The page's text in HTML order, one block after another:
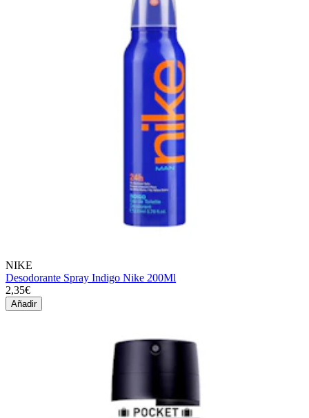
NIKE
Desodorante Spray Indigo Nike 200Ml
2,35€
Añadir